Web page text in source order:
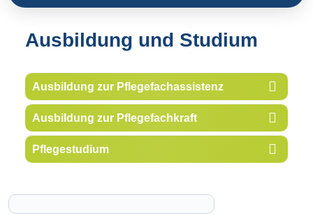
Ausbildung und Studium
Ausbildung zur Pflegefachassistenz
Ausbildung zur Pflegefachkraft
Pflegestudium